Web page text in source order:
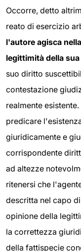
Occorre, detto
reato di esercizio
l'autore agisca
legittimità della
suo diritto
contestazione
realmente
predicare
giuridicamente e
corrispondente
ad altezze
ritenersi che
descritta nel capo
opinione della
la correttezza
della fattispecie